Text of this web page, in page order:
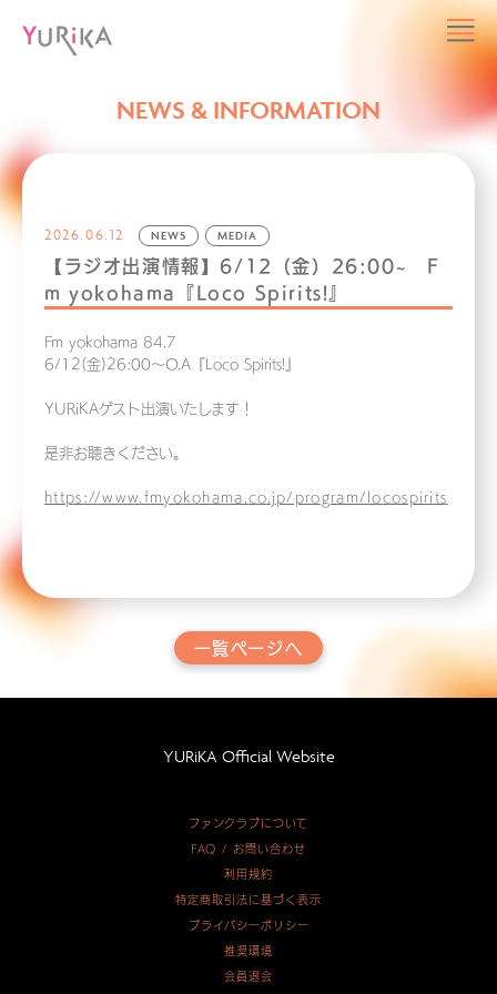
NEWS & INFORMATION
2026.06.12 NEWS MEDIA
【ラジオ出演情報】6/12（金）26:00~ F
m yokohama『Loco Spirits!』
Fm yokohama 84.7
6/12(金)26:00〜O.A『Loco Spirits!』
YURiKAゲスト出演いたします！
是非お聴きください。
https://www.fmyokohama.co.jp/program/locospirits
一覧ページへ
YURiKA Official Website
ファンクラブについて
FAQ / お問い合わせ
利用規約
特定商取引法に基づく表示
プライバシーポリシー
推奨環境
会員退会